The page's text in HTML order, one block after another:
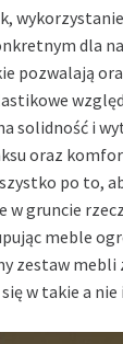
dla
pozwalają
solidność i
oraz
po to,
gruncie
meble
zestaw
w takie a nie